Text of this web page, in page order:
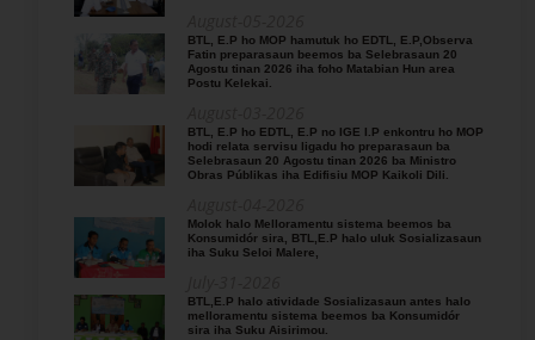
BTL, E.P ho MOP hamutuk ho EDTL, E.P,Observa
Fatin preparasaun beemos ba Selebrasaun 20
Agostu tinan 2026 iha foho Matabian Hun area
Postu Kelekai.
BTL, E.P ho EDTL, E.P no IGE I.P enkontru ho MOP
hodi relata servisu ligadu ho preparasaun ba
Selebrasaun 20 Agostu tinan 2026 ba Ministro
Obras Públikas iha Edifisiu MOP Kaikoli Dili.
Molok halo Melloramentu sistema beemos ba
Konsumidór sira, BTL,E.P halo uluk Sosializasaun
iha Suku Seloi Malere,
BTL,E.P halo atividade Sosializasaun antes halo
melloramentu sistema beemos ba Konsumidór
sira iha Suku Aisirimou.